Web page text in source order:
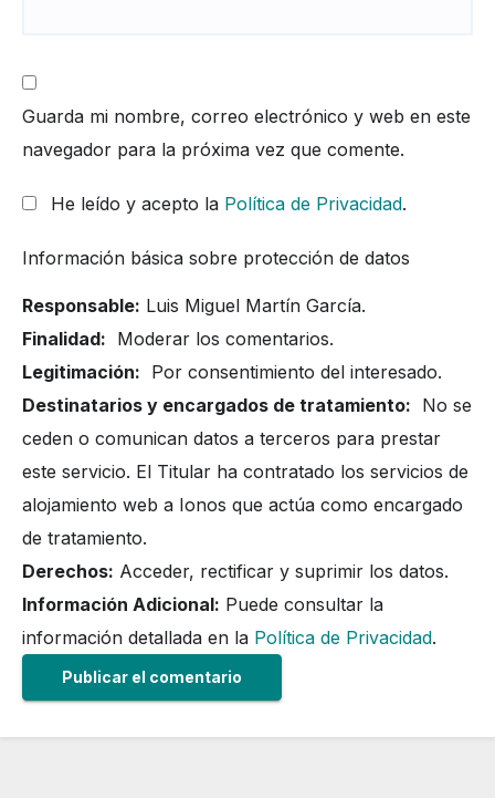
Guarda mi nombre, correo electrónico y web en este
navegador para la próxima vez que comente.
He leído y acepto la Política de Privacidad.
Información básica sobre protección de datos
Responsable: Luis Miguel Martín García.
Finalidad: Moderar los comentarios.
Legitimación: Por consentimiento del interesado.
Destinatarios y encargados de tratamiento: No se
ceden o comunican datos a terceros para prestar
este servicio. El Titular ha contratado los servicios de
alojamiento web a Ionos que actúa como encargado
de tratamiento.
Derechos: Acceder, rectificar y suprimir los datos.
Información Adicional: Puede consultar la
información detallada en la Política de Privacidad.